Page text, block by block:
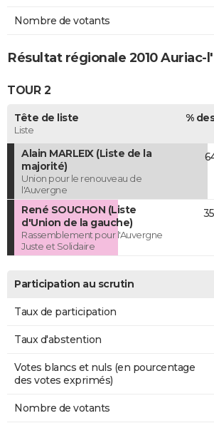
Nombre de votants
Résultat régionale 2010 Auriac-
TOUR 2
Tête de liste
Liste
%
Alain MARLEIX (Liste de la
majorité)
Union pour le renouveau de
l'Auvergne
René SOUCHON (Liste
d'Union de la gauche)
Rassemblement pour l'Auvergne
Juste et Solidaire
Participation au scrutin
Taux de participation
Taux d'abstention
Votes blancs et nuls (en pourcentage
des votes exprimés)
Nombre de votants